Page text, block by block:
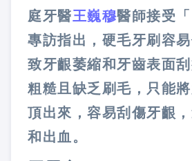
庭牙醫王巍穆醫師接受「
專訪指出，硬毛牙刷容
致牙齦萎縮和牙齒表面
粗糙且缺乏刷毛，只能
頂出來，容易刮傷牙齦
和出血。